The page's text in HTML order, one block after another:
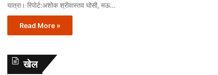
यात्रा। रिपोर्ट:अशोक श्रीवास्तव घोसी, मऊ…
Read More »
खेल